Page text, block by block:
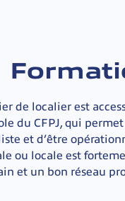
de localier est
du CFPJ, qui
et d’être
ou locale est
et un bon réseau